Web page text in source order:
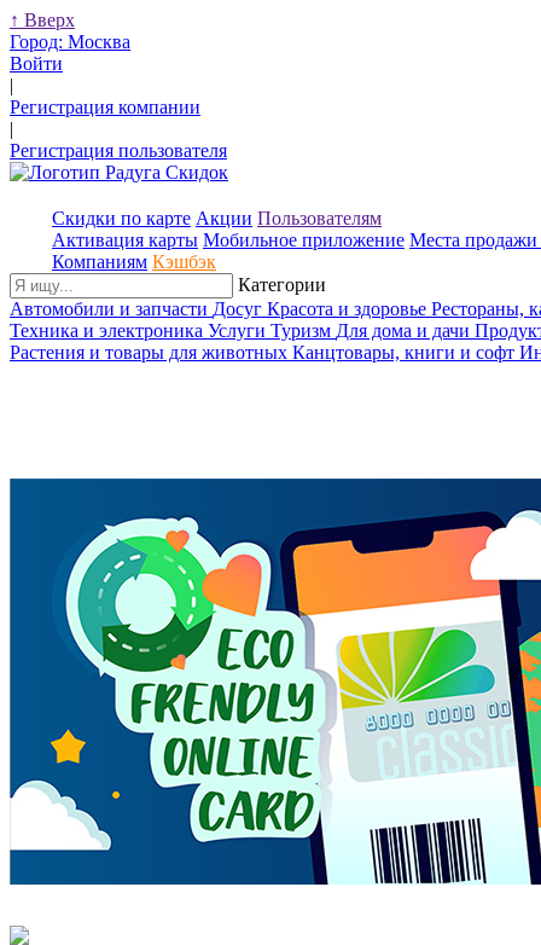
↑ Вверх
Город: Москва
Войти
|
Регистрация компании
|
Регистрация пользователя
Скидки по карте Акции Пользователям
Активация карты Мобильное приложение Места продажи
Компаниям Кэшбэк
Категории
Автомобили и запчасти Досуг Красота и здоровье Рестораны,
Техника и электроника Услуги Туризм Для дома и дачи
Растения и товары для животных Канцтовары, книги и софт